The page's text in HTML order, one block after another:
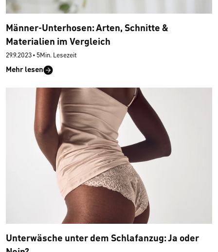
Männer-Unterhosen: Arten, Schnitte &
Materialien im Vergleich
29.9.2023 • 5Min. Lesezeit
Mehr lesen
Unterwäsche unter dem Schlafanzug: Ja oder